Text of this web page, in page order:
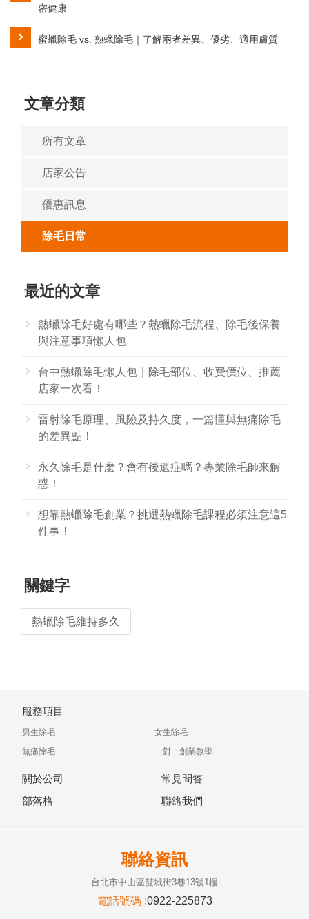
密健康
蜜蠟除毛 vs. 熱蠟除毛｜了解兩者差異、優劣、適用膚質
文章分類
所有文章
店家公告
優惠訊息
除毛日常
最近的文章
熱蠟除毛好處有哪些？熱蠟除毛流程、除毛後保養
與注意事項懶人包
台中熱蠟除毛懶人包｜除毛部位、收費價位、推薦
店家一次看！
雷射除毛原理、風險及持久度，一篇懂與無痛除毛
的差異點！
永久除毛是什麼？會有後遺症嗎？專業除毛師來解
惑！
想靠熱蠟除毛創業？挑選熱蠟除毛課程必須注意這5
件事！
關鍵字
熱蠟除毛維持多久
服務項目
男生除毛
女生除毛
無痛除毛
一對一創業教學
關於公司
常見問答
部落格
聯絡我們
聯絡資訊
台北市中山區雙城街3巷13號1樓
電話號碼 :0922-225873